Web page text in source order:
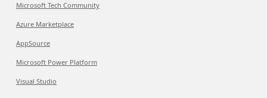
Microsoft Tech Community
Azure Marketplace
AppSource
Microsoft Power Platform
Visual Studio